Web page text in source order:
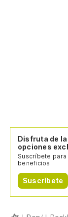
Disfruta de
opciones
Suscríbete
beneficios.
Suscríbete